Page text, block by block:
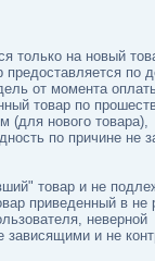
только на новый
по
от момента
товар по
(для нового товара),
по причине не
товар и не
приведенный в не
неверной
зависящими и не